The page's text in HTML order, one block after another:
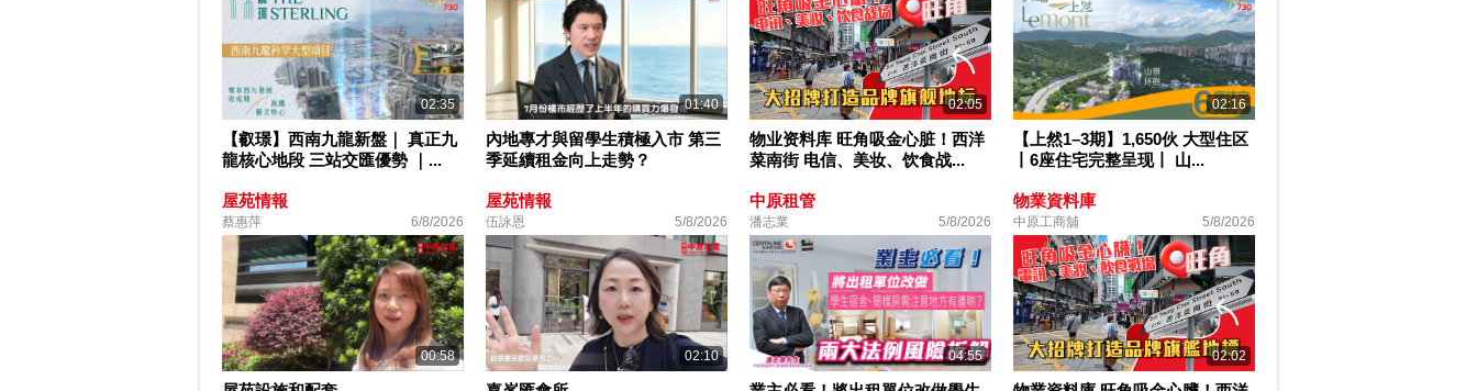
02:35
【叡璟】西南九龍新盤｜ 真正九
龍核心地段 三站交匯優勢 ｜...
01:40
內地專才與留學生積極入市 第三
季延續租金向上走勢？
02:05
物业资料库 旺角吸金心脏！西洋
菜南街 电信、美妆、饮食战...
02:16
【上然1–3期】1,650伙 大型住区
丨6座住宅完整呈现丨 山...
屋苑情報
蔡惠萍 6/8/2026
00:58
屋苑情報
伍詠恩 5/8/2026
02:10
中原租管
潘志業 5/8/2026
04:55
物業資料庫
中原工商舖 5/8/2026
02:02